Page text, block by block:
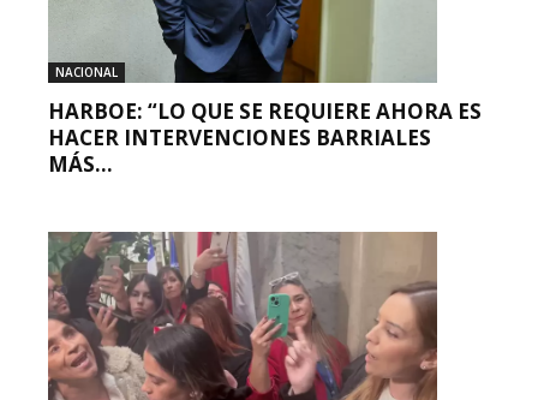
NACIONAL
HARBOE: “LO QUE SE REQUIERE AHORA ES
HACER INTERVENCIONES BARRIALES
MÁS...